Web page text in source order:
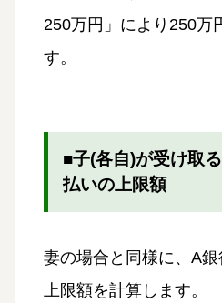
250万円」により250万
す。
■子(各自)が受け取
払いの上限額
妻の場合と同様に、A
上限額を計算します。